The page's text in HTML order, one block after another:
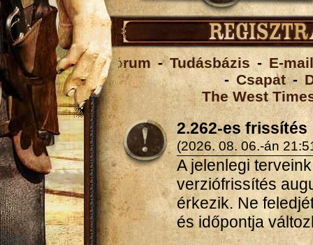
Fórum - Tudásbázis - E-
- Csapat-
The West
2.262-es frissítés
(2026. 08. 06.-án
A jelenlegi
verziófrissítés
érkezik. Ne
és időpontja